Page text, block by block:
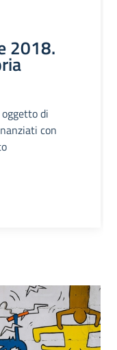
2018.
di
con